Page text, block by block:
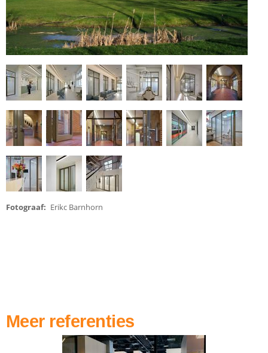
Fotograaf Erikc Barnhorn
Meer referenties